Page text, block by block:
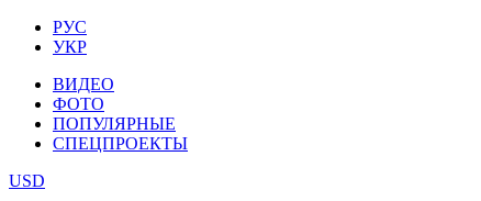
РУС
УКР
ВИДЕО
ФОТО
ПОПУЛЯРНЫЕ
СПЕЦПРОЕКТЫ
USD